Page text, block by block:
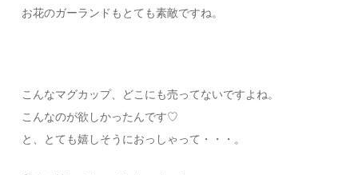
お花のガーランドもとても素敵ですね。
こんなマグカップ、どこにも売ってないですよね。
こんなのが欲しかったんです♡
と、とても嬉しそうにおっしゃって・・・。